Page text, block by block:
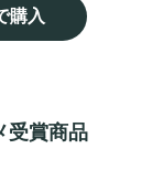
購入
受賞商品